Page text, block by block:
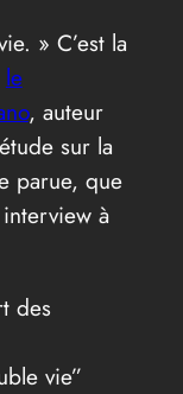
» C’est la
le
, auteur
sur la
parue, que
à
des
vie”